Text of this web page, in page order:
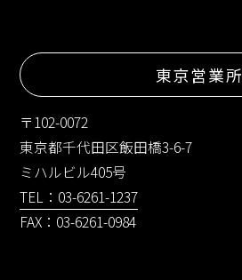
東京営業所
〒102-0072
東京都千代田区飯田橋3-6-7
ミハルビル405号
TEL：03-6261-1237
FAX：03-6261-0984